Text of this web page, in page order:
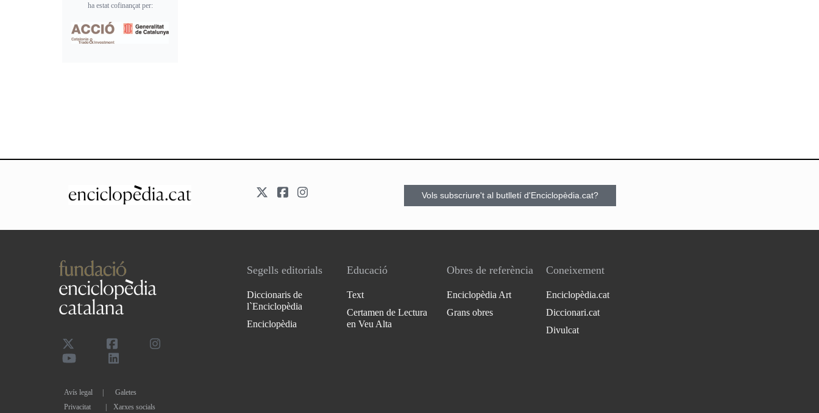
ha estat cofinançat per:
Vols subscriure't al butlletí d'Enciclopèdia.cat?
Avís legal
Galetes
Privacitat
| Xarxes socials
Segells editorials
Diccionaris de
l`Enciclopèdia
Enciclopèdia
Educació
Text
Certamen de Lectura
en Veu Alta
Obres de referència
Enciclopèdia Art
Grans obres
Coneixement
Enciclopèdia.cat
Diccionari.cat
Divulcat